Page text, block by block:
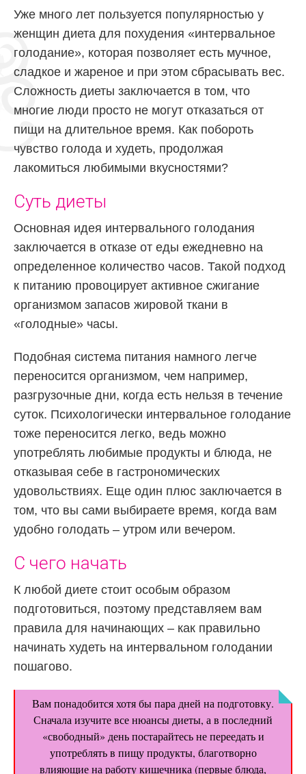
Уже много лет пользуется популярностью у
женщин диета для похудения «интервальное
голодание», которая позволяет есть мучное,
сладкое и жареное и при этом сбрасывать вес.
Сложность диеты заключается в том, что
многие люди просто не могут отказаться от
пищи на длительное время. Как побороть
чувство голода и худеть, продолжая
лакомиться любимыми вкусностями?
Суть диеты
Основная идея интервального голодания
заключается в отказе от еды ежедневно на
определенное количество часов. Такой подход
к питанию провоцирует активное сжигание
организмом запасов жировой ткани в
«голодные» часы.
Подобная система питания намного легче
переносится организмом, чем например,
разгрузочные дни, когда есть нельзя в течение
суток. Психологически интервальное голодание
тоже переносится легко, ведь можно
употреблять любимые продукты и блюда, не
отказывая себе в гастрономических
удовольствиях. Еще один плюс заключается в
том, что вы сами выбираете время, когда вам
удобно голодать – утром или вечером.
С чего начать
К любой диете стоит особым образом
подготовиться, поэтому представляем вам
правила для начинающих – как правильно
начинать худеть на интервальном голодании
пошагово.
Вам понадобится хотя бы пара дней на подготовку.
Сначала изучите все нюансы диеты, а в последний
«свободный» день постарайтесь не переедать и
употреблять в пищу продукты, благотворно
влияющие на работу кишечника (первые блюда,